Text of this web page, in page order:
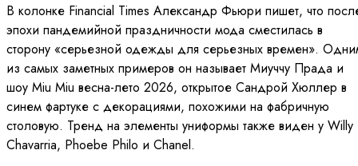
В колонке Financial Times Александр Фьюри пишет, что
эпохи пандемийной праздничности мода сместилась в
сторону «серьезной одежды для серьезных времен».
из самых заметных примеров он называет Миуччу Прада и
шоу Miu Miu весна-лето 2026, открытое Сандрой Хюллер в
синем фартуке с декорациями, похожими на фабричную
столовую. Тренд на элементы униформы также виден у Willy
Chavarria, Phoebe Philo и Chanel.